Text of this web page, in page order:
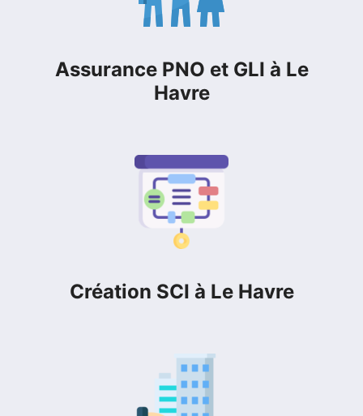
Assurance PNO et GLI à Le
Havre
Création SCI à Le Havre